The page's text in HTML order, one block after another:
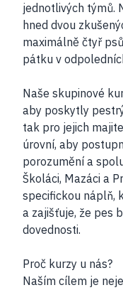
jednotlivých týmů.
hned dvou
maximálně čtyř
pátku v
Naše skupinové
aby poskytly
tak pro jejich
úrovní, aby
porozumění a
Školáci, Mazáci a
specifickou náplň,
a zajišťuje, že pes
dovednosti.
Proč kurzy u nás?
Naším cílem je